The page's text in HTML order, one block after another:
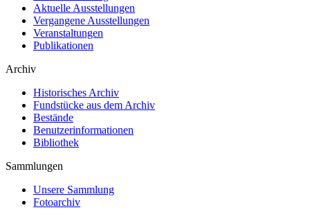
Aktuelle Ausstellungen
Vergangene Ausstellungen
Veranstaltungen
Publikationen
Archiv
Historisches Archiv
Fundstücke aus dem Archiv
Bestände
Benutzerinformationen
Bibliothek
Sammlungen
Unsere Sammlung
Fotoarchiv